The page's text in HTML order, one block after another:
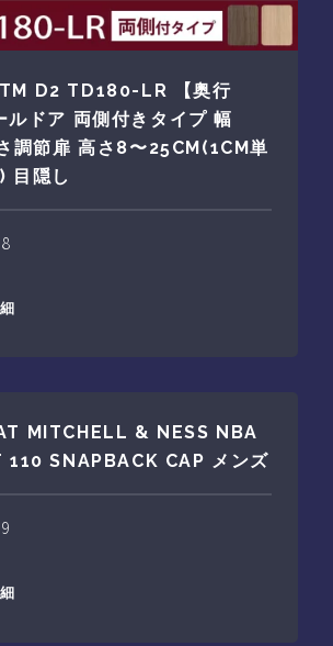
D2 TD180-LR 【奥行
ルドア 両側付きタイプ 幅
調節扉 高さ8〜25CM(1CM単
目隠し
MITCHELL & NESS NBA
110 SNAPBACK CAP メンズ